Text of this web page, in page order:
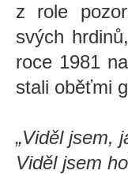
z role
svých
roce 1981
stali oběťmi
„Viděl jsem,
Viděl jsem